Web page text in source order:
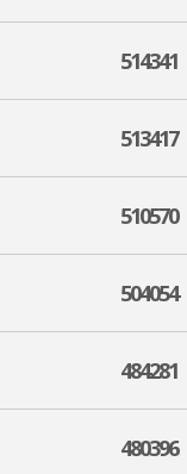
514341
513417
510570
504054
484281
480396